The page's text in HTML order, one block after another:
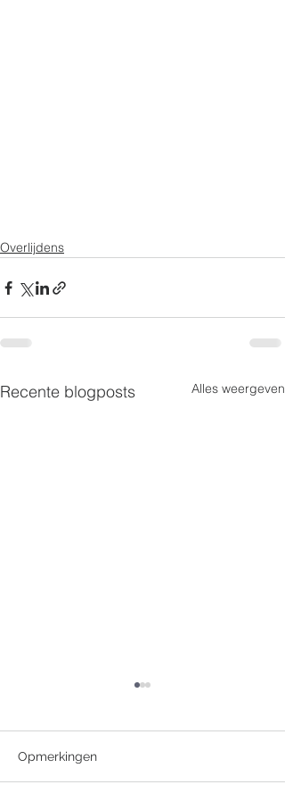
Overlijdens
Recente blogposts Alles weergeven
Opmerkingen